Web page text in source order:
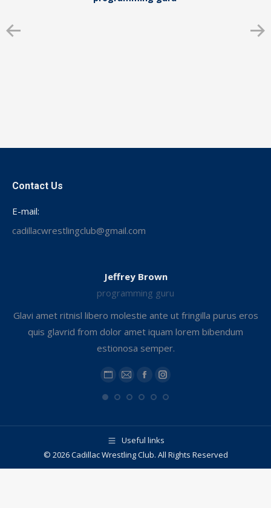
Contact Us
E-mail:
cadillacwrestlingclub@gmail.com
Jeffrey Brown
programming guru
Glavi amet ritnisl libero molestie ante ut fringilla purus eros
quis glavrid from dolor amet iquam lorem bibendum
estionosa semper.
Personal
blog
website
E-
mail
FacebookInstagram
Useful links
© 2026 Cadillac Wrestling Club. All Rights Reserved